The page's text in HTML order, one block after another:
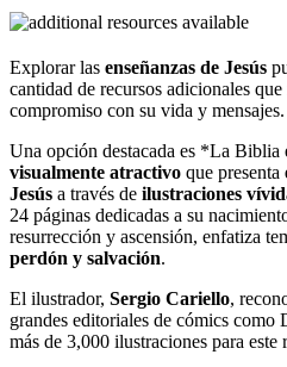
Explorar las enseñanzas de Jesús
cantidad de recursos adicionales
compromiso con su vida y mensajes.
Una opción destacada es *La
visualmente atractivo que presenta
Jesús a través de ilustraciones
24 páginas dedicadas a su
resurrección y ascensión, enfatiza
perdón y salvación.
El ilustrador, Sergio Cariello,
grandes editoriales de cómics
más de 3,000 ilustraciones para este